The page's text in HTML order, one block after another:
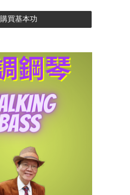
購買基本功